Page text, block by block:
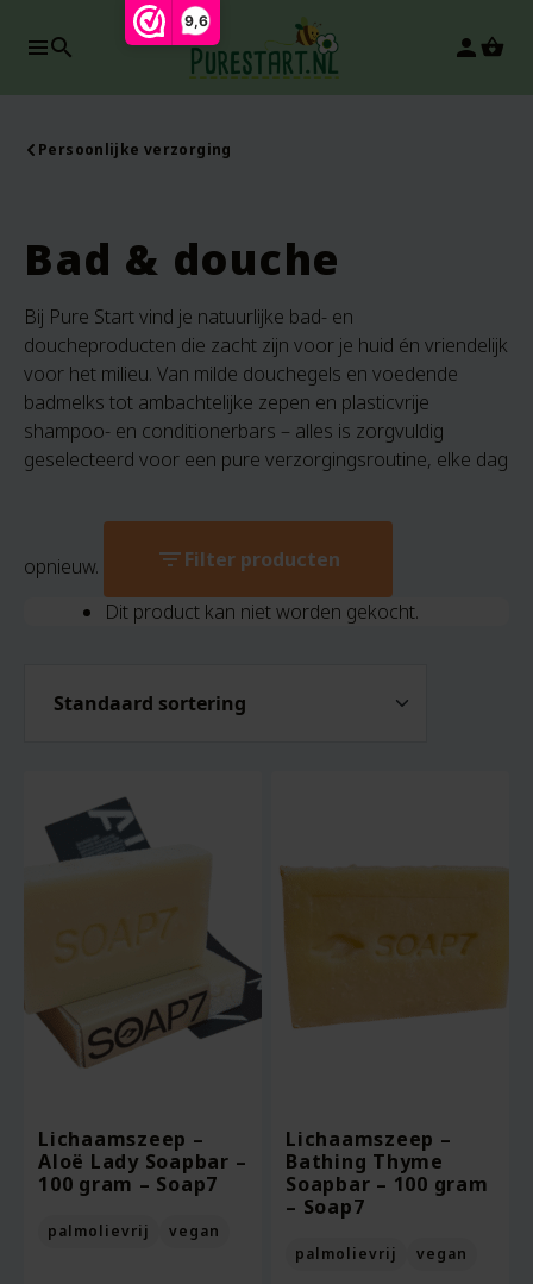
9,6
search person
Persoonlijke verzorging
Bad & douche
Bij Pure Start vind je natuurlijke bad- en
doucheproducten die zacht zijn voor je huid én vriendelijk
voor het milieu. Van milde douchegels en voedende
badmelks tot ambachtelijke zepen en plasticvrije
shampoo- en conditionerbars – alles is zorgvuldig
geselecteerd voor een pure verzorgingsroutine, elke dag
opnieuw. filter_listFilter producten
Dit product kan niet worden gekocht.
Lichaamszeep –
Aloë Lady Soapbar –
100 gram – Soap7
palmolievrij vegan
Lichaamszeep –
Bathing Thyme
Soapbar – 100 gram
– Soap7
palmolievrij vegan